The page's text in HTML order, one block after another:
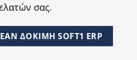
σας.
ΔΟΚΙΜΗ SOFT1 ERP